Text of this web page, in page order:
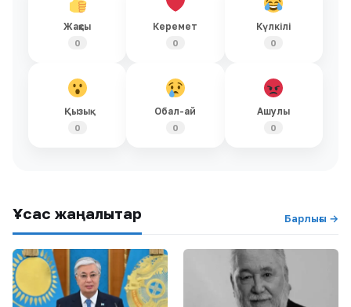
Жақсы
0
Керемет
0
Күлкілі
0
Қызық
0
Обал-ай
0
Ашулы
0
Ұқсас жаңалықтар Барлығы →